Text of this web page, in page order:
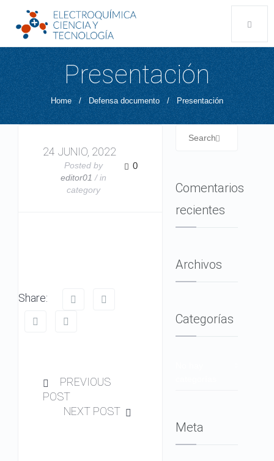
Presentación
Home / Defensa documento / Presentación
24 JUNIO, 2022
Posted by
editor01 / in
category
0
Share:
PREVIOUS
POST
NEXT POST
Comentarios
recientes
Archivos
Categorías
Meta